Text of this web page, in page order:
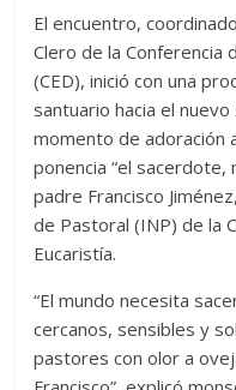
El encuentro,
Clero de la Conferencia
(CED), inició con una
santuario hacia el
momento de adoración
ponencia “el
padre Francisco
de Pastoral (INP) de la
Eucaristía.
“El mundo necesita
cercanos, sensibles y
pastores con olor a